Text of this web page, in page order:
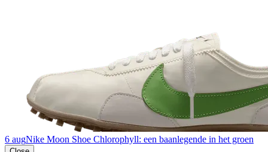
6 augNike Moon Shoe Chlorophyll: een baanlegende in het groen